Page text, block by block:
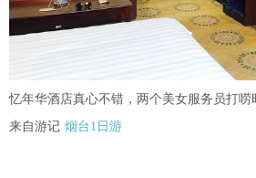
忆年华酒店真心不错，两个美女服务员打唠
来自游记 烟台1日游